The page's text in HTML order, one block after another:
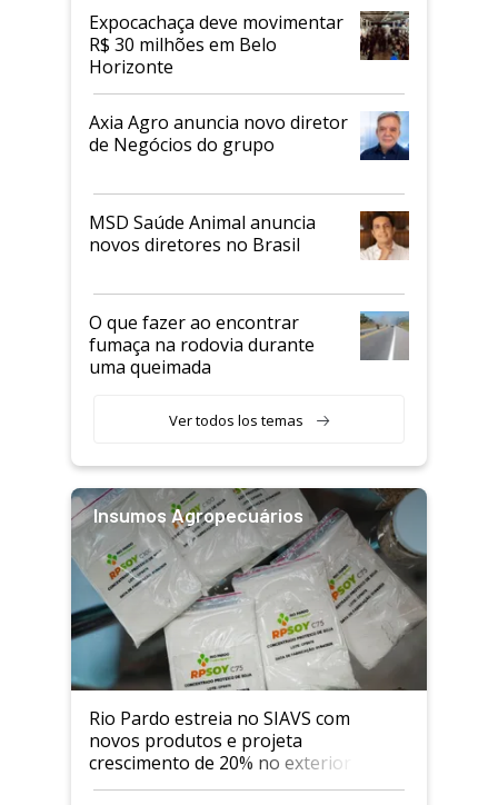
Expocachaça deve movimentar
R$ 30 milhões em Belo
Horizonte
Axia Agro anuncia novo diretor
de Negócios do grupo
MSD Saúde Animal anuncia
novos diretores no Brasil
O que fazer ao encontrar
fumaça na rodovia durante
uma queimada
Ver todos los temas
Insumos Agropecuários
Rio Pardo estreia no SIAVS com
novos produtos e projeta
crescimento de 20% no exterior